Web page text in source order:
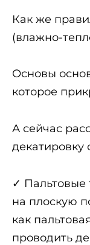
Как же
(влажно-
Основы
которое
А сейчас
декатировку
✓ Пальтовые
на плоскую
как
проводить